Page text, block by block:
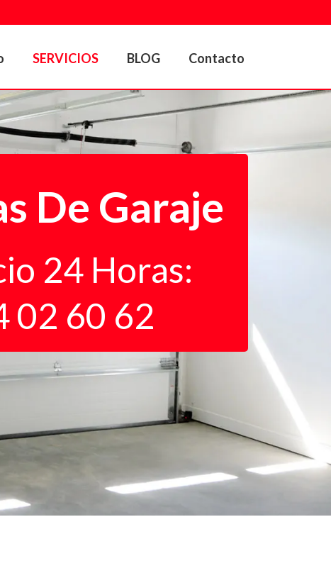
SERVICIOS BLOG Contacto
De Garaje
24 Horas:
02 60 62